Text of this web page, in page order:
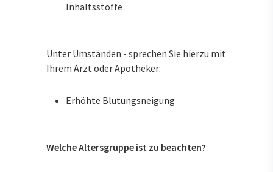
Inhaltsstoffe
Unter Umständen - sprechen Sie hierzu mit
Ihrem Arzt oder Apotheker:
Erhöhte Blutungsneigung
Welche Altersgruppe ist zu beachten?